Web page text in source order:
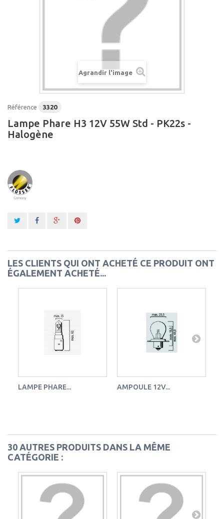
Agrandir l'image
Référence 3320
Lampe Phare H3 12V 55W Std - PK22s -
Halogène
LES CLIENTS QUI ONT ACHETÉ CE PRODUIT ONT
ÉGALEMENT ACHETÉ...
LAMPE PHARE... AMPOULE 12V...
30 AUTRES PRODUITS DANS LA MÊME
CATÉGORIE :